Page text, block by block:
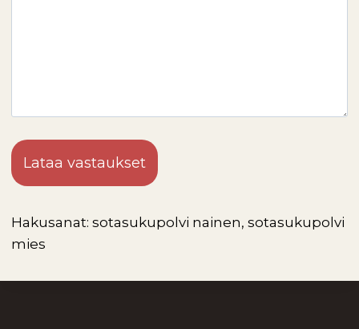
Lataa vastaukset
Hakusanat: sotasukupolvi nainen, sotasukupolvi
mies